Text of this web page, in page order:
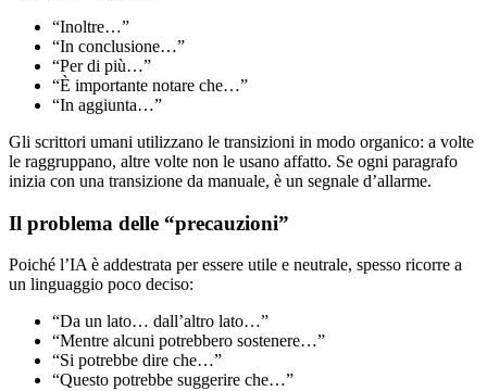
“Inoltre…”
“In conclusione…”
“Per di più…”
“È importante notare che…”
“In aggiunta…”
Gli scrittori umani utilizzano le transizioni in modo organico: a volte
le raggruppano, altre volte non le usano affatto. Se ogni paragrafo
inizia con una transizione da manuale, è un segnale d’allarme.
Il problema delle “precauzioni”
Poiché l’IA è addestrata per essere utile e neutrale, spesso ricorre a
un linguaggio poco deciso:
“Da un lato… dall’altro lato…”
“Mentre alcuni potrebbero sostenere…”
“Si potrebbe dire che…”
“Questo potrebbe suggerire che…”